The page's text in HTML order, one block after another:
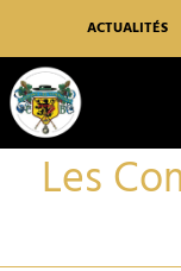
contenu
ACTUALITÉS
Les